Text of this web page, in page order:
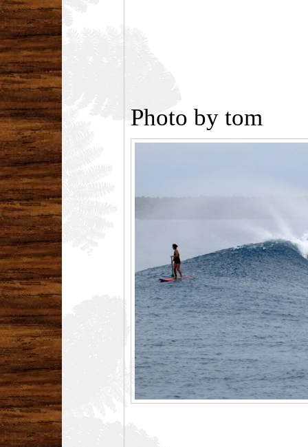
Photo by tom